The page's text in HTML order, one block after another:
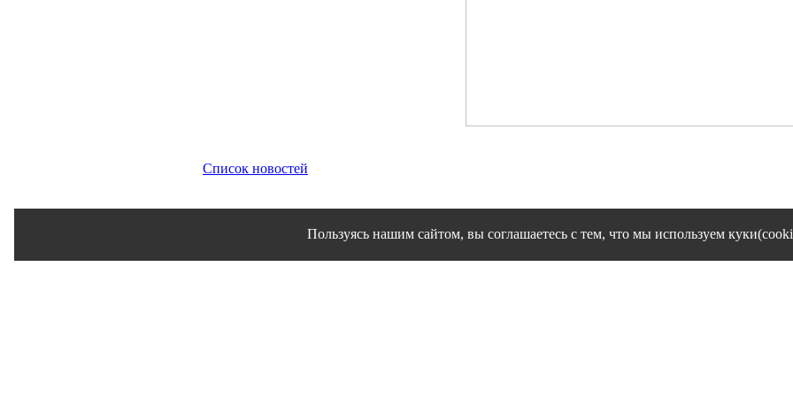
Список новостей
Пользуясь нашим сайтом, вы соглашаетесь с тем, что мы используем